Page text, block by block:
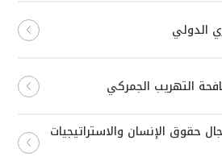
الدولي
التهريب الجمركي
حقوق الإنسان والاستراتيجيات